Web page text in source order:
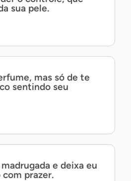
sua pele.
mas só de te
sentindo seu
e deixa eu
prazer.